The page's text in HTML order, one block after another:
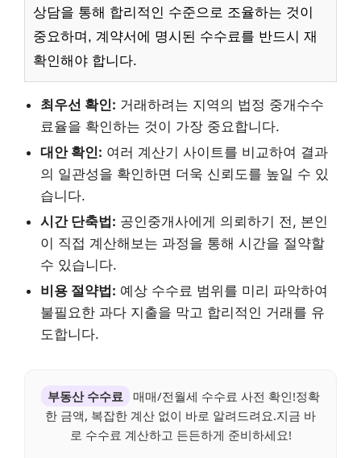
상담을 통해 합리적인 수준으로 조율하는 것이
중요하며, 계약서에 명시된 수수료를 반드시 재
확인해야 합니다.
최우선 확인: 거래하려는 지역의 법정 중개수수
료율을 확인하는 것이 가장 중요합니다.
대안 확인: 여러 계산기 사이트를 비교하여 결과
의 일관성을 확인하면 더욱 신뢰도를 높일 수 있
습니다.
시간 단축법: 공인중개사에게 의뢰하기 전, 본인
이 직접 계산해보는 과정을 통해 시간을 절약할
수 있습니다.
비용 절약법: 예상 수수료 범위를 미리 파악하여
불필요한 과다 지출을 막고 합리적인 거래를 유
도합니다.
부동산 수수료
매매/전월세 수수료 사전 확인!정확
한 금액, 복잡한 계산 없이 바로 알려드려요.지금 바
로 수수료 계산하고 든든하게 준비하세요!